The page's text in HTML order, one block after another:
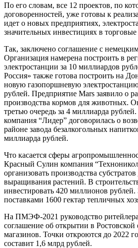
По его словам, все 12 проектов, по
договоренностей, уже готовы к
идет о новых предприятиях,
значительных инвестициях в торговые
Так, заключено соглашение с
Организация намерена построить в
электростанции за 10 миллиардов
Россия» также готова построить на
новую газопоршневую
рублей. Предприятие Mars заявило о
производства кормов для животных.
третью очередь за 4 миллиарда
компания “Лидер” договорилась о
районе завода безалкогольных
миллиарда рублей.
Что касается сферы
Красный Сулин компания
организовать производства
выращивания растений. В
инвестировать 420 миллионов рублей.
поставками 1600 гектар тепличных
На ПМЭФ-2021 руководство
соглашение об открытии в
магазинов. Точки откроются до 2022
составит 1,6 млрд рублей.